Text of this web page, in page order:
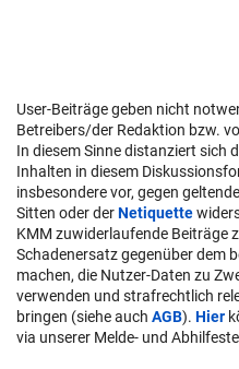
User-Beiträge geben nicht
Betreibers/der Redaktion bzw.
In diesem Sinne distanziert sich
Inhalten in diesem
insbesondere vor, gegen
Sitten oder derNetiquette
KMM zuwiderlaufende Beiträge
Schadenersatz gegenüber dem
machen, die Nutzer-Daten zu
verwenden und strafrechtlich
bringen (siehe auch AGB). Hier
via unserer Melde- und